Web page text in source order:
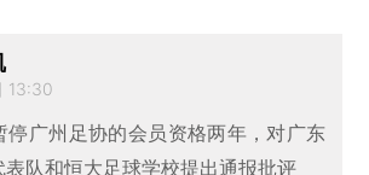
13:30
停广州足协的会员资格两年，对广东
队和恒大足球学校提出通报批评